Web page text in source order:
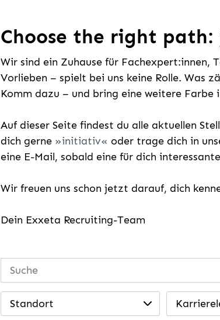
Choose the right path:
Wir sind ein Zuhause für Fachexpert:innen,
Vorlieben – spielt bei uns keine Rolle. Was
Komm dazu – und bring eine weitere Farbe
Auf dieser Seite findest du alle aktuellen
dich gerne
initiativ oder trage dich in
eine E-Mail, sobald eine für dich
Wir freuen uns schon jetzt darauf, dich
Dein Exxeta Recruiting-Team
Standort